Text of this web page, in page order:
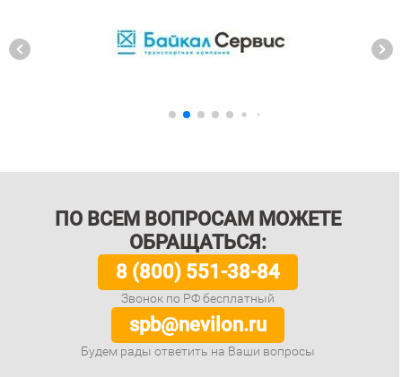
ПО ВСЕМ ВОПРОСАМ МОЖЕТЕ
ОБРАЩАТЬСЯ:
8 (800) 551-38-84
Звонок по РФ бесплатный
spb@nevilon.ru
Будем рады ответить на Ваши вопросы